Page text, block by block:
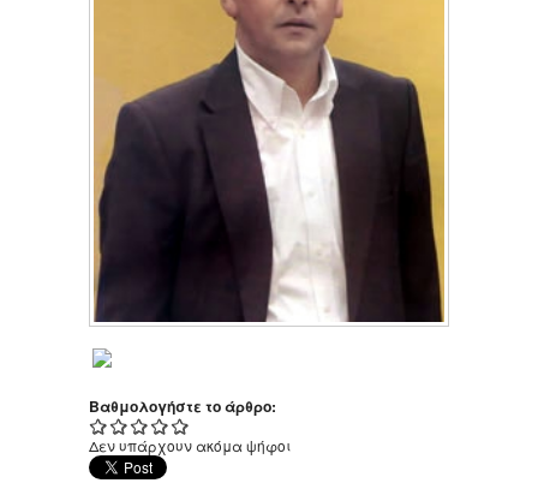
Βαθμολογήστε το άρθρο:
Δεν υπάρχουν ακόμα ψήφοι